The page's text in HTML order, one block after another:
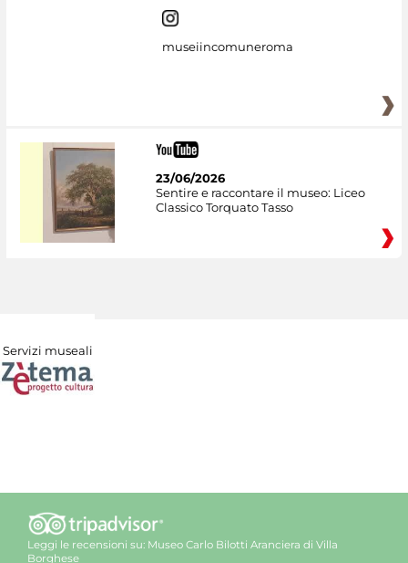
museiincomuneroma
23/06/2026
Sentire e raccontare il museo: Liceo
Classico Torquato Tasso
Servizi museali
Leggi le recensioni su: Museo Carlo Bilotti Aranciera di Villa
Borghese